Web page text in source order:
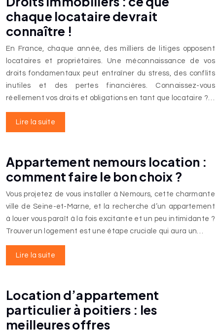
chaque locataire devrait
connaître !
En France, chaque année, des milliers de litiges opposent
locataires et propriétaires. Une méconnaissance de vos
droits fondamentaux peut entraîner du stress, des conflits
inutiles et des pertes financières. Connaissez-vous
réellement vos droits et obligations en tant que locataire ?…
Lire la suite
Appartement nemours location :
comment faire le bon choix ?
Vous projetez de vous installer à Nemours, cette charmante
ville de Seine-et-Marne, et la recherche d’un appartement
à louer vous paraît à la fois excitante et un peu intimidante ?
Trouver un logement est une étape cruciale qui aura un…
Lire la suite
Location d’appartement
particulier à poitiers : les
meilleures offres